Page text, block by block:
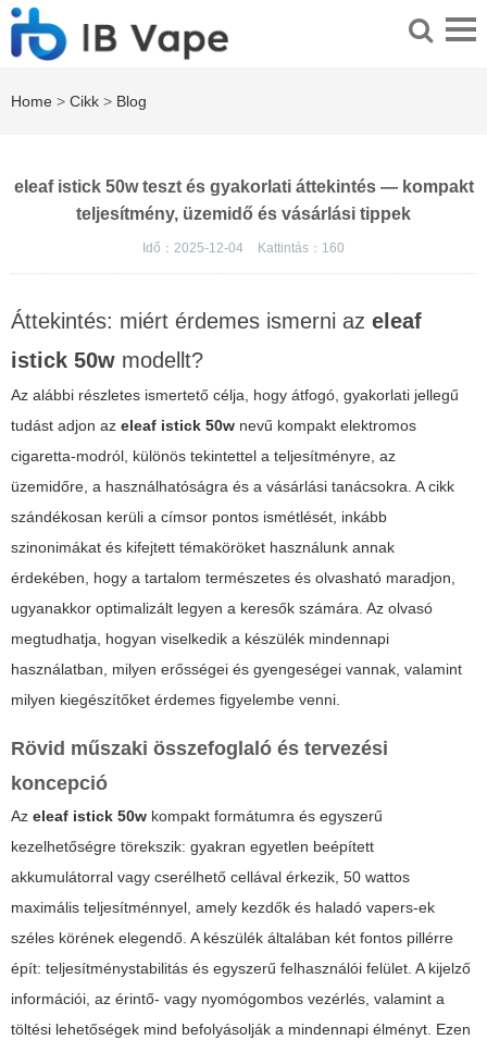
Home > Cikk > Blog
eleaf istick 50w teszt és gyakorlati áttekintés — kompakt
teljesítmény, üzemidő és vásárlási tippek
Idő：2025-12-04 Kattintás： 160
Áttekintés: miért érdemes ismerni az eleaf
istick 50w modellt?
Az alábbi részletes ismertető célja, hogy átfogó, gyakorlati jellegű
tudást adjon az eleaf istick 50w nevű kompakt elektromos
cigaretta-modról, különös tekintettel a teljesítményre, az
üzemidőre, a használhatóságra és a vásárlási tanácsokra. A cikk
szándékosan kerüli a címsor pontos ismétlését, inkább
szinonimákat és kifejtett témaköröket használunk annak
érdekében, hogy a tartalom természetes és olvasható maradjon,
ugyanakkor optimalizált legyen a keresők számára. Az olvasó
megtudhatja, hogyan viselkedik a készülék mindennapi
használatban, milyen erősségei és gyengeségei vannak, valamint
milyen kiegészítőket érdemes figyelembe venni.
Rövid műszaki összefoglaló és tervezési
koncepció
Az eleaf istick 50w kompakt formátumra és egyszerű
kezelhetőségre törekszik: gyakran egyetlen beépített
akkumulátorral vagy cserélhető cellával érkezik, 50 wattos
maximális teljesítménnyel, amely kezdők és haladó vapers-ek
széles körének elegendő. A készülék általában két fontos pillérre
épít: teljesítménystabilitás és egyszerű felhasználói felület. A kijelző
információi, az érintő- vagy nyomógombos vezérlés, valamint a
töltési lehetőségek mind befolyásolják a mindennapi élményt. Ezen